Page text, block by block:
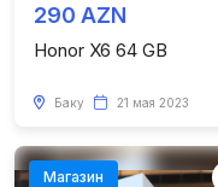
290 AZN
Honor X6 64 GB
Баку 21 мая 2023
Магазин